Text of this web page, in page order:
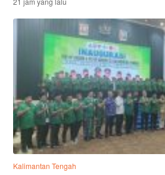
Kalimantan Tengah